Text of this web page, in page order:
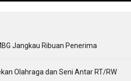
Jangkau Ribuan Penerima
Olahraga dan Seni Antar RT/RW